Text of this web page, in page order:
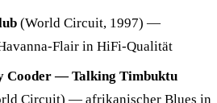
(World Circuit, 1997) —
Flair in HiFi-Qualität
Cooder — Talking Timbuktu
Circuit) — afrikanischer Blues in